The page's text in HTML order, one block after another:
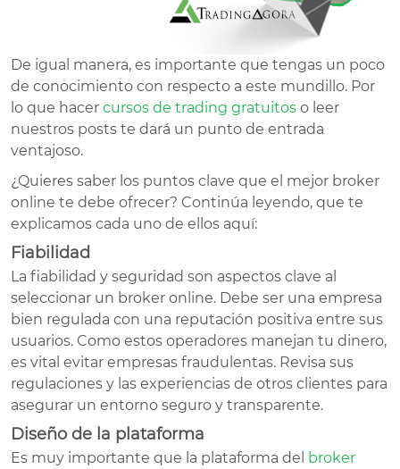
De igual manera, es importante que tengas un poco
de conocimiento con respecto a este mundillo. Por
lo que hacer cursos de trading gratuitos o leer
nuestros posts te dará un punto de entrada
ventajoso.
¿Quieres saber los puntos clave que el mejor broker
online te debe ofrecer? Continúa leyendo, que te
explicamos cada uno de ellos aquí:
Fiabilidad
La fiabilidad y seguridad son aspectos clave al
seleccionar un broker online. Debe ser una empresa
bien regulada con una reputación positiva entre sus
usuarios. Como estos operadores manejan tu dinero,
es vital evitar empresas fraudulentas. Revisa sus
regulaciones y las experiencias de otros clientes para
asegurar un entorno seguro y transparente.
Diseño de la plataforma
Es muy importante que la plataforma del broker